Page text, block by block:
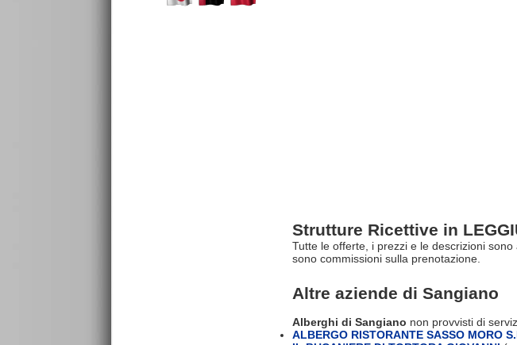
Strutture Ricettive in
Tutte le offerte, i prezzi e le descrizioni
sono commissioni sulla prenotazione.
Altre aziende di Sangiano
Alberghi di Sangiano non provvisti di
ALBERGO RISTORANTE SASSO MORO